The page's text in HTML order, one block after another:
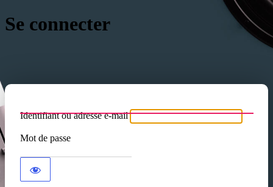
Se connecter
Identifiant ou adresse e-mail
Mot de passe